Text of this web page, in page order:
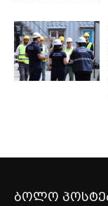
ბოლო